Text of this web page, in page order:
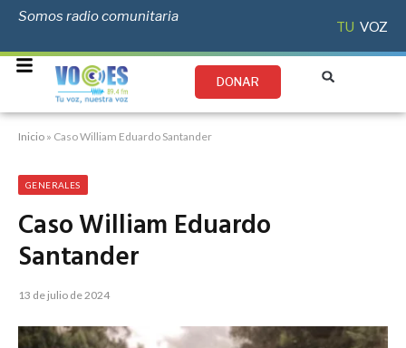
Somos radio comunitaria
TU VOZ
DONAR
Inicio » Caso William Eduardo Santander
GENERALES
Caso William Eduardo
Santander
13 de julio de 2024